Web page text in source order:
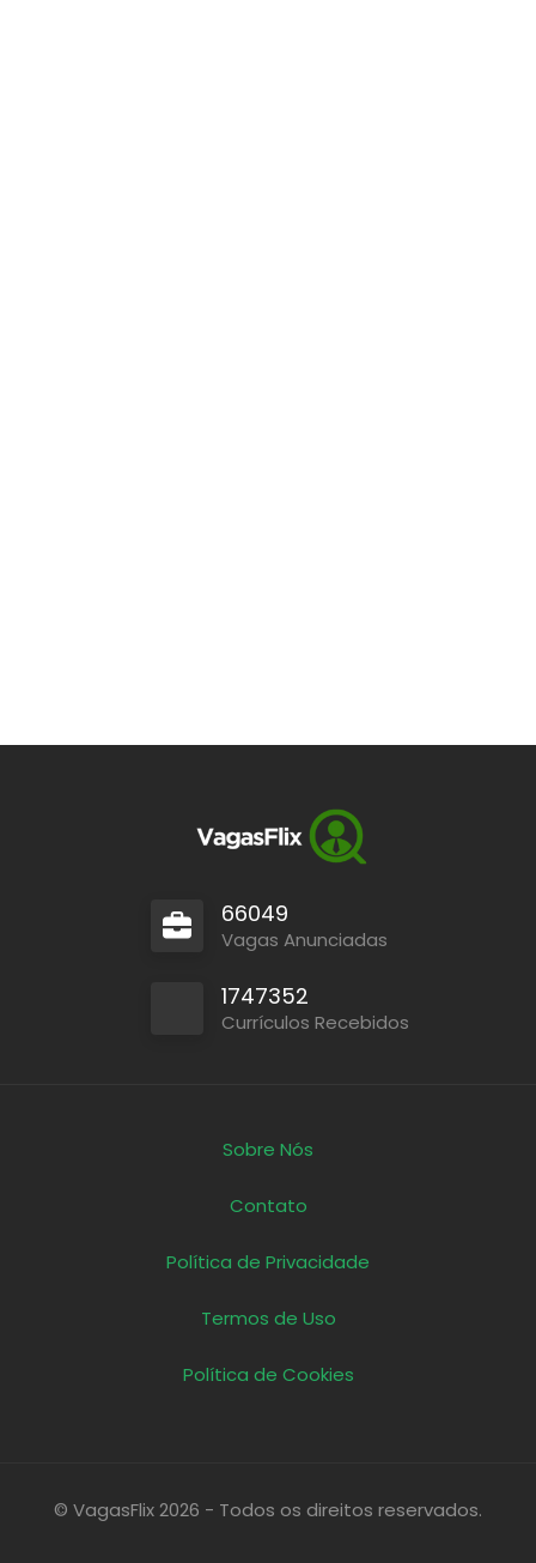
66049
Vagas Anunciadas
1747352
Currículos Recebidos
Sobre Nós
Contato
Política de Privacidade
Termos de Uso
Política de Cookies
© VagasFlix 2026 - Todos os direitos reservados.